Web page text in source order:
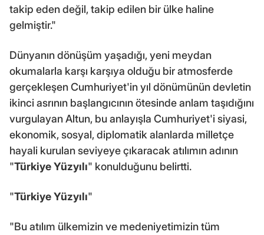
takip eden değil, takip edilen bir ülke haline
gelmiştir."
Dünyanın dönüşüm yaşadığı, yeni meydan
okumalarla karşı karşıya olduğu bir atmosferde
gerçekleşen Cumhuriyet'in yıl dönümünün devletin
ikinci asrının başlangıcının ötesinde anlam taşıdığını
vurgulayan Altun, bu anlayışla Cumhuriyet'i siyasi,
ekonomik, sosyal, diplomatik alanlarda milletçe
hayali kurulan seviyeye çıkaracak atılımın adının
"Türkiye Yüzyılı" konulduğunu belirtti.
"Türkiye Yüzyılı"
"Bu atılım ülkemizin ve medeniyetimizin tüm